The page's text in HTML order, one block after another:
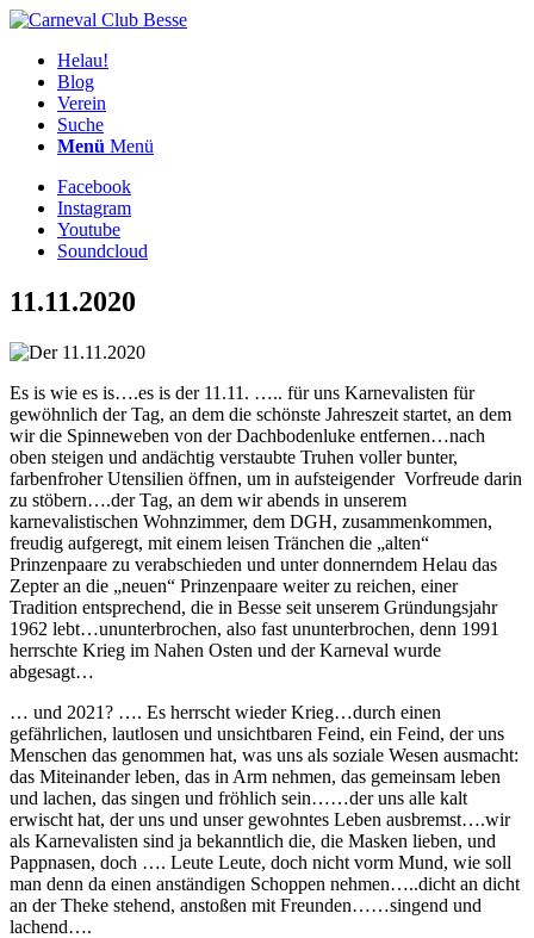
Helau!
Blog
Verein
Suche
Menü Menü
Facebook
Instagram
Youtube
Soundcloud
11.11.2020
Es is wie es is….es is der 11.11. ….. für uns Karnevalisten für
gewöhnlich der Tag, an dem die schönste Jahreszeit startet, an dem
wir die Spinneweben von der Dachbodenluke entfernen…nach
oben steigen und andächtig verstaubte Truhen voller bunter,
farbenfroher Utensilien öffnen, um in aufsteigender Vorfreude darin
zu stöbern….der Tag, an dem wir abends in unserem
karnevalistischen Wohnzimmer, dem DGH, zusammenkommen,
freudig aufgeregt, mit einem leisen Tränchen die „alten“
Prinzenpaare zu verabschieden und unter donnerndem Helau das
Zepter an die „neuen“ Prinzenpaare weiter zu reichen, einer
Tradition entsprechend, die in Besse seit unserem Gründungsjahr
1962 lebt…ununterbrochen, also fast ununterbrochen, denn 1991
herrschte Krieg im Nahen Osten und der Karneval wurde
abgesagt…
… und 2021? …. Es herrscht wieder Krieg…durch einen
gefährlichen, lautlosen und unsichtbaren Feind, ein Feind, der uns
Menschen das genommen hat, was uns als soziale Wesen ausmacht:
das Miteinander leben, das in Arm nehmen, das gemeinsam leben
und lachen, das singen und fröhlich sein……der uns alle kalt
erwischt hat, der uns und unser gewohntes Leben ausbremst….wir
als Karnevalisten sind ja bekanntlich die, die Masken lieben, und
Pappnasen, doch …. Leute Leute, doch nicht vorm Mund, wie soll
man denn da einen anständigen Schoppen nehmen…..dicht an dicht
an der Theke stehend, anstoßen mit Freunden……singend und
lachend….